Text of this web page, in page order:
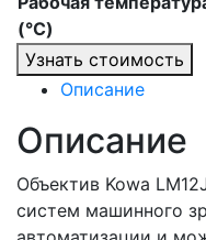
(°C)
Узнать стоимость
Описание
Описание
Объектив Kowa
систем машинного